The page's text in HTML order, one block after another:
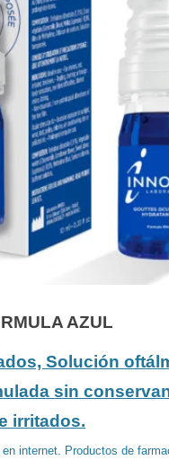
AZUL
Solución
sin
irritados.
internet. Productos de